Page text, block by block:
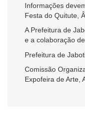
Informações
Festa do Quitute,
A Prefeitura de
e a colaboração
Prefeitura de
Comissão
Expofeira de Arte,